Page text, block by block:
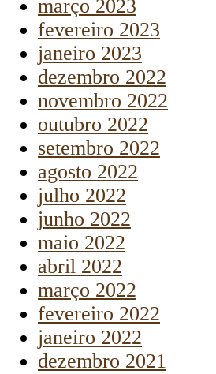
março 2023
fevereiro 2023
janeiro 2023
dezembro 2022
novembro 2022
outubro 2022
setembro 2022
agosto 2022
julho 2022
junho 2022
maio 2022
abril 2022
março 2022
fevereiro 2022
janeiro 2022
dezembro 2021